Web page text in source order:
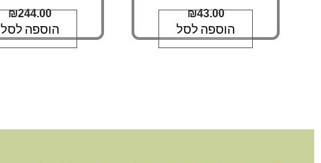
₪43.00
הוספה לסל
₪244.00
הוספה לסל